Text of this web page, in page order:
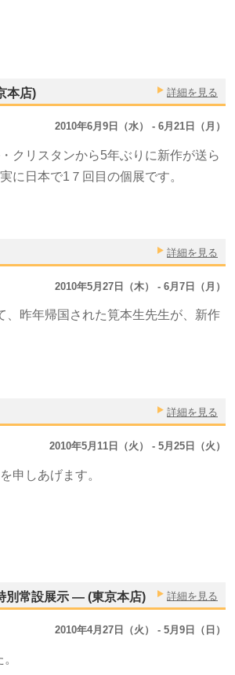
本店) 詳細を見る
2010年6月9日（水） - 6月21日（月）
クリスタンから5年ぶりに新作が送ら
に日本で1７回目の個展です。
詳細を見る
2010年5月27日（木） - 6月7日（月）
、昨年帰国された筧本生先生が、新作
詳細を見る
2010年5月11日（火） - 5月25日（火）
申しあげます。
常設展示 ― (東京本店) 詳細を見る
2010年4月27日（火） - 5月9日（日）